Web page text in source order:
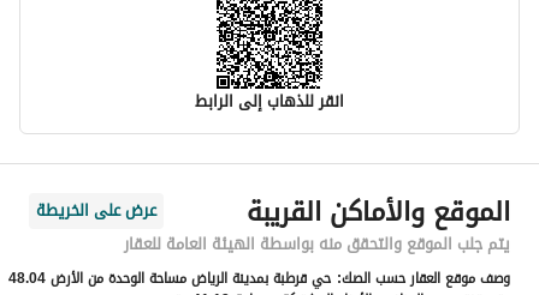
انقر للذهاب إلى الرابط
معلومات مسؤول الإعلان
اسم المسؤول
أسامه عبدالكريم بن ابراهيم السلومالموقع والأماكن القريبة
عرض على الخريطة
يتم جلب الموقع والتحقق منه بواسطة الهيئة العامة للعقار
وصف موقع العقار حسب الصك:
حي قرطبة بمدينة الرياض مساحة الوحدة من الأرض 48.04